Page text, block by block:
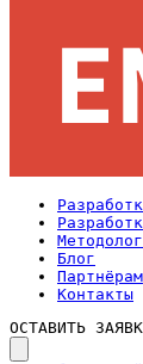
Блог
Партнёрам
Контакты
ОСТАВИТЬ